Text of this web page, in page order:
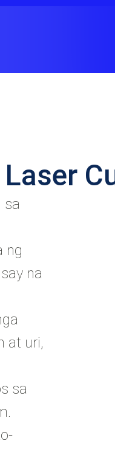
sa
ng
na
at uri,
sa